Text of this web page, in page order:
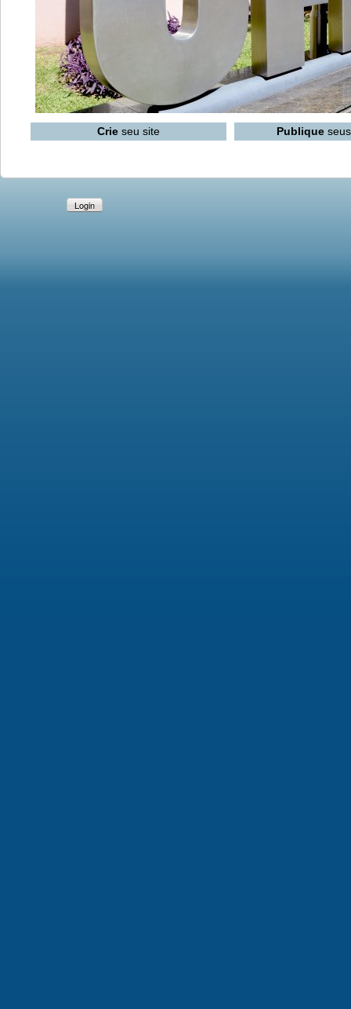
Crie seu site Publique
Login